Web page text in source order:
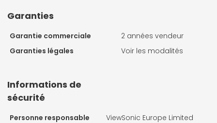
Garanties
Garantie commerciale
2 années vendeur
Garanties légales
Voir les modalités
Informations de
sécurité
Personne responsable
ViewSonic Europe Limited